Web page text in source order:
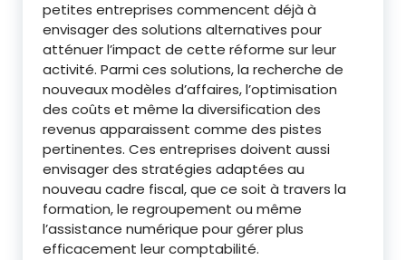
petites entreprises commencent déjà à
envisager des solutions alternatives pour
atténuer l’impact de cette réforme sur leur
activité. Parmi ces solutions, la recherche de
nouveaux modèles d’affaires, l’optimisation
des coûts et même la diversification des
revenus apparaissent comme des pistes
pertinentes. Ces entreprises doivent aussi
envisager des stratégies adaptées au
nouveau cadre fiscal, que ce soit à travers la
formation, le regroupement ou même
l’assistance numérique pour gérer plus
efficacement leur comptabilité.